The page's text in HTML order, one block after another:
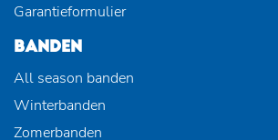
Garantieformulier
BANDEN
All season banden
Winterbanden
Zomerbanden